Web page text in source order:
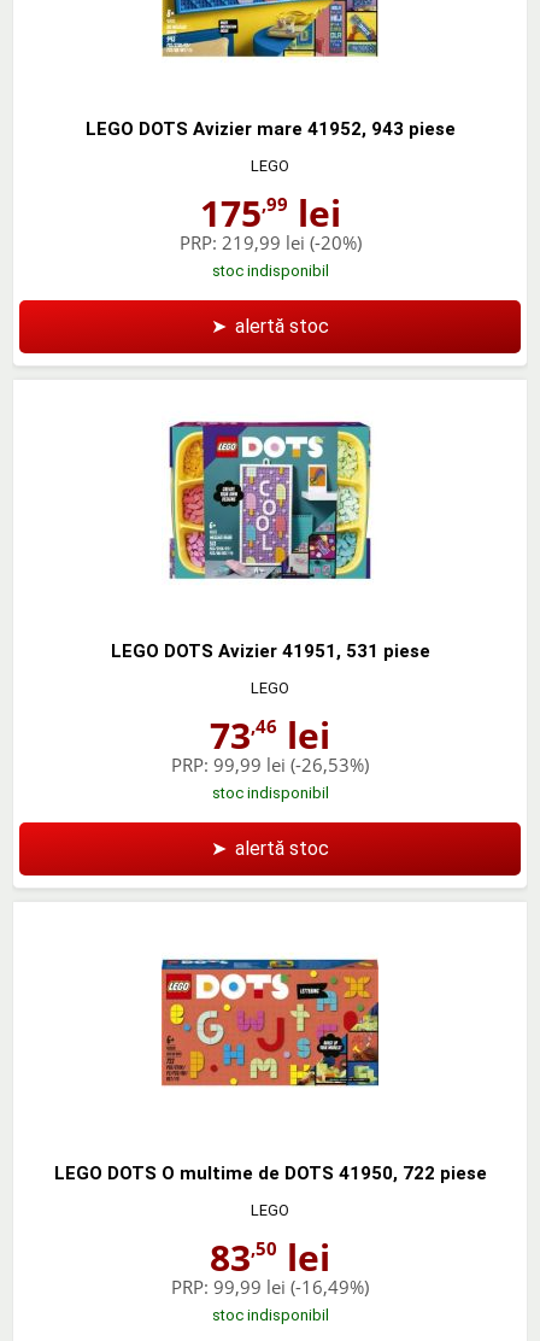
LEGO DOTS Avizier mare 41952, 943 piese
LEGO
175,99 lei
PRP: 219,99 lei (-20%)
stoc indisponibil
➤ alertă stoc
LEGO DOTS Avizier 41951, 531 piese
LEGO
73,46 lei
PRP: 99,99 lei (-26,53%)
stoc indisponibil
➤ alertă stoc
LEGO DOTS O multime de DOTS 41950, 722 piese
LEGO
83,50 lei
PRP: 99,99 lei (-16,49%)
stoc indisponibil